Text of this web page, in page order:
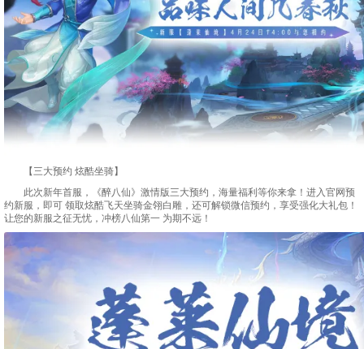
【三大预约 炫酷坐骑】
此次新年首服，
《醉八仙》 激情版三大预约，海量福利等你来拿！进入官网预
约新服，即可 领取炫酷飞天坐骑金翎白雕，还可解锁微信预约，享受强化大礼包！
让您的新服之征无忧，冲榜八仙第一 为期不远！